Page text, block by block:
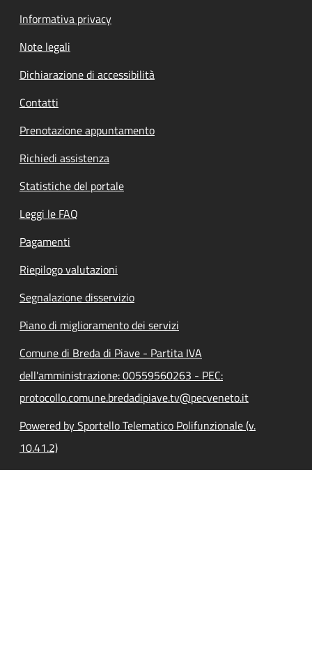
Informativa privacy
Note legali
Dichiarazione di accessibilità
Contatti
Prenotazione appuntamento
Richiedi assistenza
Statistiche del portale
Leggi le FAQ
Pagamenti
Riepilogo valutazioni
Segnalazione disservizio
Piano di miglioramento dei servizi
Comune di Breda di Piave - Partita IVA
dell'amministrazione: 00559560263 - PEC:
protocollo.comune.bredadipiave.tv@pecveneto.it
Powered by Sportello Telematico Polifunzionale (v.
10.41.2)